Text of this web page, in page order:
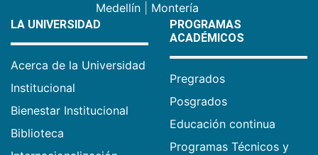
Medellín
Montería
LA UNIVERSIDAD
Acerca de la Universidad
Institucional
Bienestar Institucional
Biblioteca
PROGRAMAS
ACADÉMICOS
Pregrados
Posgrados
Educación continua
Programas Técnicos y